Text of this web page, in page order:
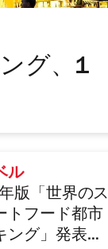
グ、1
ル
版「世界のス
トフード都市
ング」発表、